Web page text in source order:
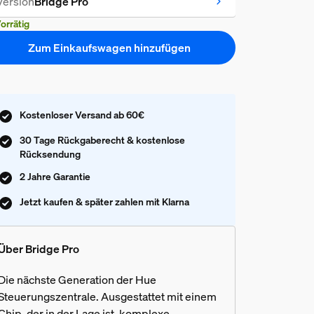
Zum Einkaufswagen hinzufügen
Kostenloser Versand ab 60€
30 Tage Rückgaberecht & kostenlose
Rücksendung
2 Jahre Garantie
Jetzt kaufen & später zahlen mit Klarna
Bridge Pro
nächste Generation der Hue
Ausgestattet mit einem